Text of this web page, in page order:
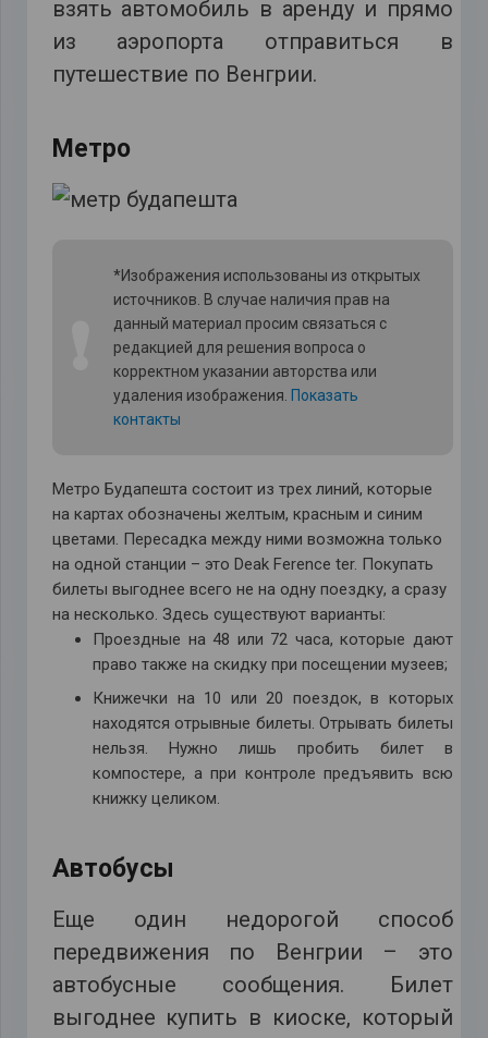
взять автомобиль в аренду и прямо
из аэропорта отправиться в
путешествие по Венгрии.
Метро
*Изображения использованы из открытых
источников. В случае наличия прав на
данный материал просим связаться с
редакцией для решения вопроса о
корректном указании авторства или
удаления изображения. Показать
контакты
Метро Будапешта состоит из трех линий, которые
на картах обозначены желтым, красным и синим
цветами. Пересадка между ними возможна только
на одной станции – это Deak Ference ter. Покупать
билеты выгоднее всего не на одну поездку, а сразу
на несколько. Здесь существуют варианты:
Проездные на 48 или 72 часа, которые дают
право также на скидку при посещении музеев;
Книжечки на 10 или 20 поездок, в которых
находятся отрывные билеты. Отрывать билеты
нельзя. Нужно лишь пробить билет в
компостере, а при контроле предъявить всю
книжку целиком.
Автобусы
Еще один недорогой способ
передвижения по Венгрии – это
автобусные сообщения. Билет
выгоднее купить в киоске, который